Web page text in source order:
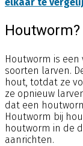
Houtworm is
soorten larven.
hout, totdat ze
ze opnieuw
dat een
Houtworm bij
houtworm in de
aanrichten.